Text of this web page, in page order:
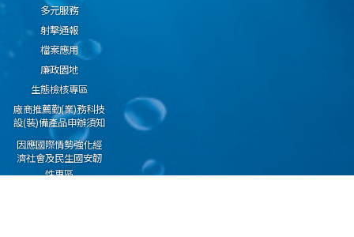
多元服務
射擊通報
檔案應用
廉政園地
生態檢核專區
廠商推薦勤(業)務科技
設(裝)備產品申辦須知
因應國際情勢強化經
濟社會及民生國安韌
性專區